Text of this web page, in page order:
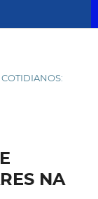
COTIDIANOS:
NA